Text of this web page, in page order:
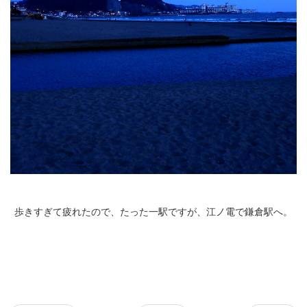
歩きすぎて疲れたので、たった一駅ですが、江ノ電で鎌倉駅へ。